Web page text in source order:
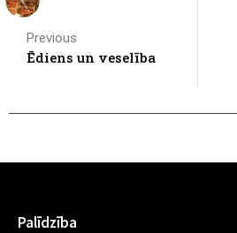
Previous
Ēdiens un veselība
Palīdzība